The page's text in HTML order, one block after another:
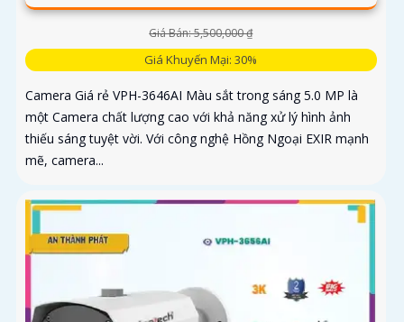
Giá Bán: 5,500,000 ₫
Giá Khuyến Mại: 30%
Camera Giá rẻ VPH-3646AI Màu sắt trong sáng 5.0 MP là
một Camera chất lượng cao với khả năng xử lý hình ảnh
thiếu sáng tuyệt vời. Với công nghệ Hồng Ngoại EXIR mạnh
mẽ, camera...